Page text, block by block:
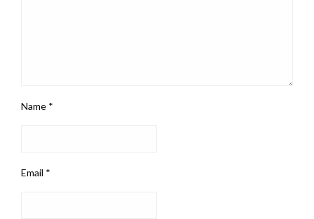
Name *
Email *